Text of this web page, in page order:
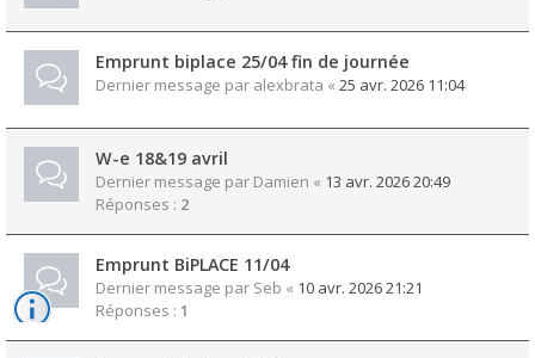
Emprunt biplace 25/04 fin de journée
Dernier message par alexbrata « 25 avr. 2026 11:04
W-e 18&19 avril
Dernier message par Damien « 13 avr. 2026 20:49
Réponses : 2
Emprunt BiPLACE 11/04
Dernier message par Seb « 10 avr. 2026 21:21
Réponses : 1